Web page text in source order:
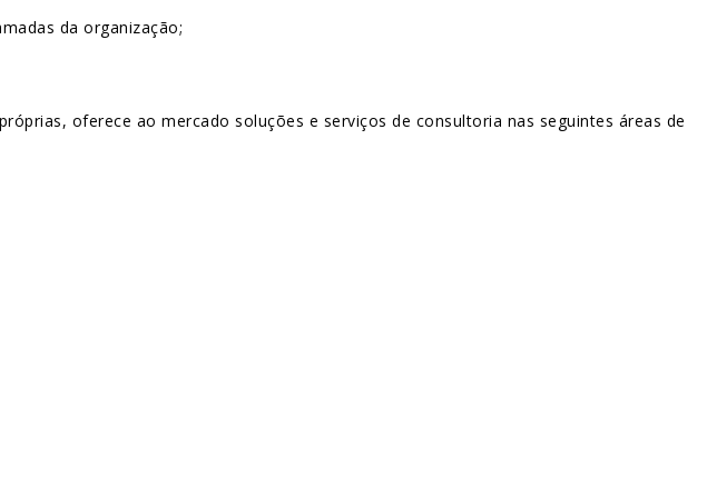
da organização;
oferece ao mercado soluções e serviços de consultoria nas seguintes áreas de